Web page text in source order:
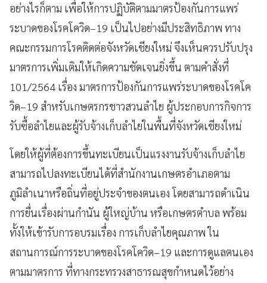
อย่างไรก็ตาม เพื่อให้การปฏิบัติตามมาตรป้องกันการแพร่
ระบาดของโรคโควิด–19 เป็นไปอย่างมีประสิทธิภาพ ทาง
คณะกรรมการโรคติดต่อจังหวัดเชียงใหม่ จึงเห็นควรปรับปรุง
มาตรการเพิ่มเติมให้เกิดความชัดเจนยิ่งขึ้น ตามคำสั่งที่
101/2564 เรื่อง มาตรการป้องกันการแพร่ระบาดของโรคโค
วิด–19 สำหรับเกษตรกรชาวสวนลำไย ผู้ประกอบการกิจการ
รับซื้อลำไยและผู้รับจ้างเก็บลำไยในพื้นที่จังหวัดเชียงใหม่
โดยให้ผู้ที่ต้องการขึ้นทะเบียนเป็นแรงงานรับจ้างเก็บลำไย
สามารถไปลงทะเบียนได้ที่สำนักงานเกษตรอำเภอตาม
ภูมิลำเนาหรือถิ่นที่อยู่ประจำของตนเอง โดยสามารถดำเนิน
การยื่นเรื่องผ่านกำนัน ผู้ใหญ่บ้าน หรือเกษตรตำบล พร้อม
ทั้งให้เข้ารับการอบรมเรื่อง การเก็บลำไยคุณภาพ ใน
สถานการณ์การระบาดของโรคโควิด–19 และการดูแลตนเอง
ตามมาตรการ ที่ทางกระทรวงสาธารณสุขกำหนดไว้อย่าง